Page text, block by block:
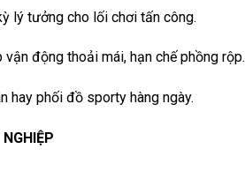
lý tưởng cho lối chơi tấn công.
động thoải mái, hạn chế phồng rộp.
hay phối đồ sporty hàng ngày.